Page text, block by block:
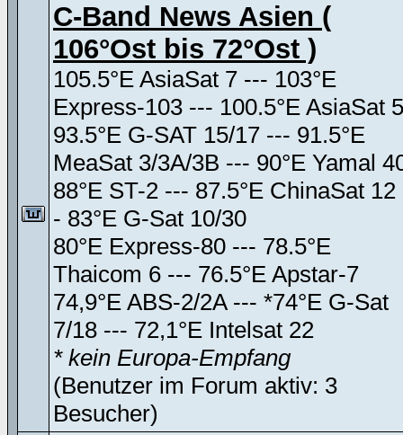
C-Band News Asien (
106°Ost bis 72°Ost )
105.5°E AsiaSat 7 --- 103°E
Express-103 --- 100.5°E AsiaSat 5
93.5°E G-SAT 15/17 --- 91.5°E
MeaSat 3/3A/3B --- 90°E Yamal
88°E ST-2 --- 87.5°E ChinaSat 12
- 83°E G-Sat 10/30
80°E Express-80 --- 78.5°E
Thaicom 6 --- 76.5°E Apstar-7
74,9°E ABS-2/2A --- *74°E G-Sat
7/18 --- 72,1°E Intelsat 22
* kein Europa-Empfang
(Benutzer im Forum aktiv: 3
Besucher)